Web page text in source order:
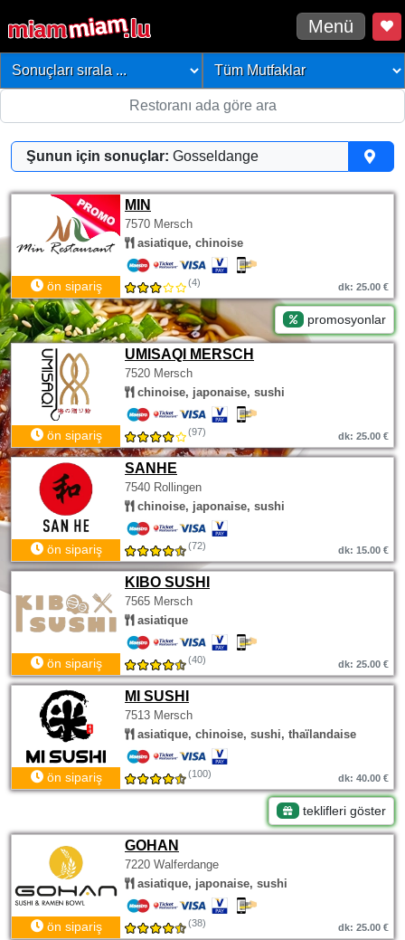
Menü
Şunun için sonuçlar: Gosseldange
MIN
7570 Mersch
asiatique, chinoise
ön sipariş (4) dk: 25.00 €
promosyonlar
UMISAQI MERSCH
7520 Mersch
chinoise, japonaise, sushi
ön sipariş (97) dk: 25.00 €
SANHE
7540 Rollingen
chinoise, japonaise, sushi
ön sipariş (72) dk: 15.00 €
KIBO SUSHI
7565 Mersch
asiatique
ön sipariş (40) dk: 25.00 €
MI SUSHI
7513 Mersch
asiatique, chinoise, sushi, thaïlandaise
ön sipariş (100) dk: 40.00 €
teklifleri göster
GOHAN
7220 Walferdange
asiatique, japonaise, sushi
ön sipariş (38) dk: 25.00 €